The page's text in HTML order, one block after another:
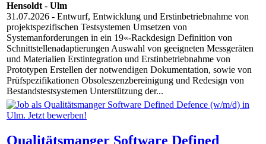
Hensoldt- Ulm
31.07.2026 - Entwurf, Entwicklung und Erstinbetriebnahme von
projektspezifischen Testsystemen Umsetzen von
Systemanforderungen in ein 19«-Rackdesign Definition von
Schnittstellenadaptierungen Auswahl von geeigneten Messgeräten
und Materialien Erstintegration und Erstinbetriebnahme von
Prototypen Erstellen der notwendigen Dokumentation, sowie von
Prüfspezifikationen Obsoleszenzbereinigung und Redesign von
Bestandstestsystemen Unterstützung der...
Qualitätsmanger Software Defined